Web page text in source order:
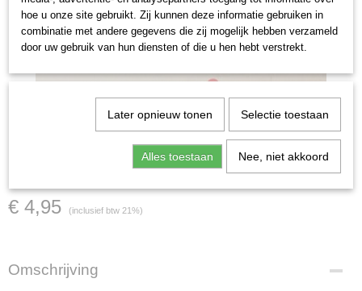
strik op rol goud
€ 4,95 (inclusief btw 21%)
Omschrijving
hoe u onze site gebruikt. Zij kunnen deze informatie gebruiken in
combinatie met andere gegevens die zij mogelijk hebben verzameld
door uw gebruik van hun diensten of die u hen hebt verstrekt.
Later opnieuw tonen Selectie toestaan
Alles toestaan Nee, niet akkoord